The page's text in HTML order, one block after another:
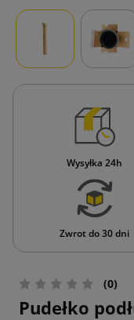
Wysyłka 24h
Zwrot do 30 dni
(0)
Pudełko